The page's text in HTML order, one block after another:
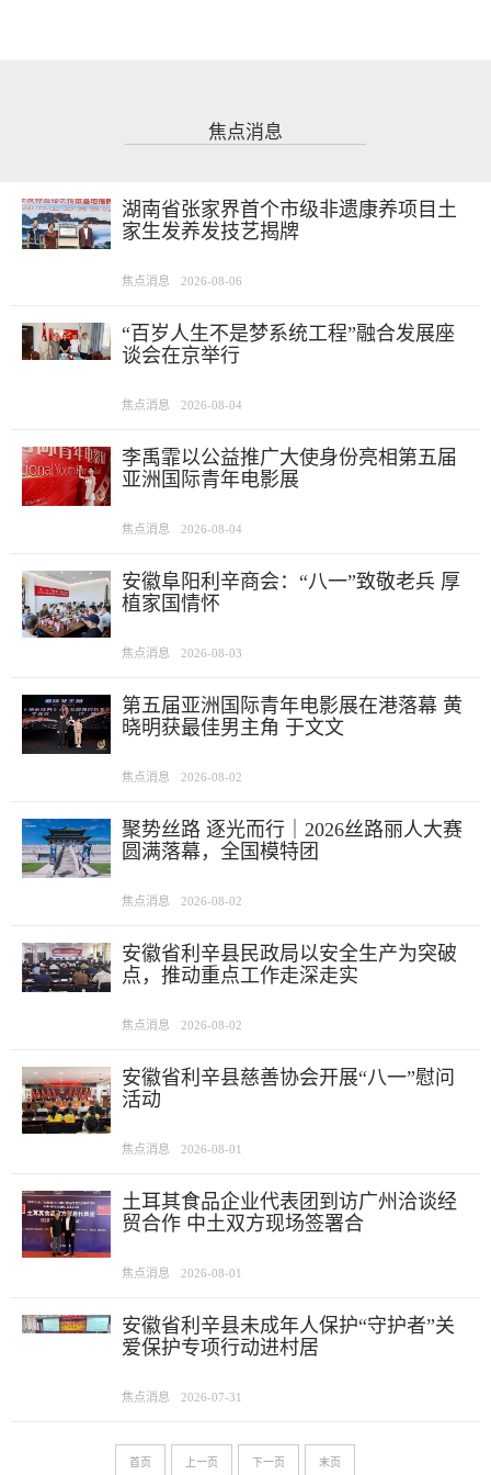
焦点消息
湖南省张家界首个市级非遗康养项目土
家生发养发技艺揭牌
焦点消息 2026-08-06
“百岁人生不是梦系统工程”融合发展座
谈会在京举行
焦点消息 2026-08-04
李禹霏以公益推广大使身份亮相第五届
亚洲国际青年电影展
焦点消息 2026-08-04
安徽阜阳利辛商会：“八一”致敬老兵 厚
植家国情怀
焦点消息 2026-08-03
第五届亚洲国际青年电影展在港落幕 黄
晓明获最佳男主角 于文文
焦点消息 2026-08-02
聚势丝路 逐光而行｜2026丝路丽人大赛
圆满落幕，全国模特团
焦点消息 2026-08-02
安徽省利辛县民政局以安全生产为突破
点，推动重点工作走深走实
焦点消息 2026-08-02
安徽省利辛县慈善协会开展“八一”慰问
活动
焦点消息 2026-08-01
土耳其食品企业代表团到访广州洽谈经
贸合作 中土双方现场签署合
焦点消息 2026-08-01
安徽省利辛县未成年人保护“守护者”关
爱保护专项行动进村居
焦点消息 2026-07-31
首页 上一页 下一页 末页